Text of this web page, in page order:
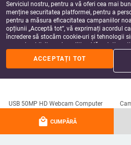
local_mall CUMPĂRĂ
USB 50MP HD Webcam Computer
Cameră Web Cameră USB Plug
Webcam Conferință Lucru pentru
computer PC Laptop Gamer
Lei
Serviciul nostru, pentru a vă oferi cea mai
menține securitatea platformei, pentru a
pentru a măsura eficacitatea campaniilor
opțiunii „Acceptă tot”, vă exprimați acordul
încredere să stocăm cookie-uri și tehnologii
scopuri publicitare și analitice. Vă puteți
făcând clic pe „Gestionează preferințele”.
rugăm să consultațiPolitica noastră de
ACCEPTAȚI TOT